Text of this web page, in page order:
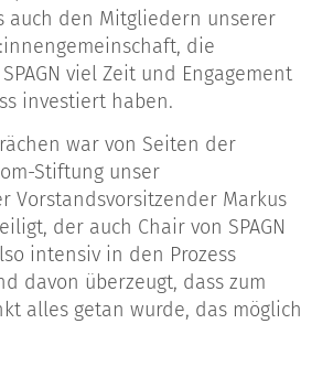
auch den Mitgliedern unserer
die
viel Zeit und Engagement
investiert haben.
war von Seiten der
Stiftung unser
Vorstandsvorsitzender Markus
der auch Chair von SPAGN
intensiv in den Prozess
davon überzeugt, dass zum
alles getan wurde, das möglich